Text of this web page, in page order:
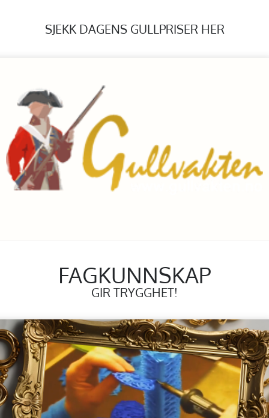
SJEKK DAGENS GULLPRISER HER
FAGKUNNSKAP
GIR TRYGGHET!